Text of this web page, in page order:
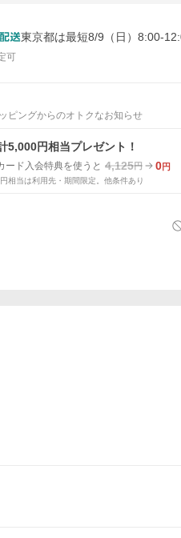
東京都は最短8/9（日）8:00-
可
ピングからのオトクなお知らせ
5,000円相当プレゼント！
ード入会特典を使うと 4,125円 0円
相当は利用先・期間限定。他条件あり